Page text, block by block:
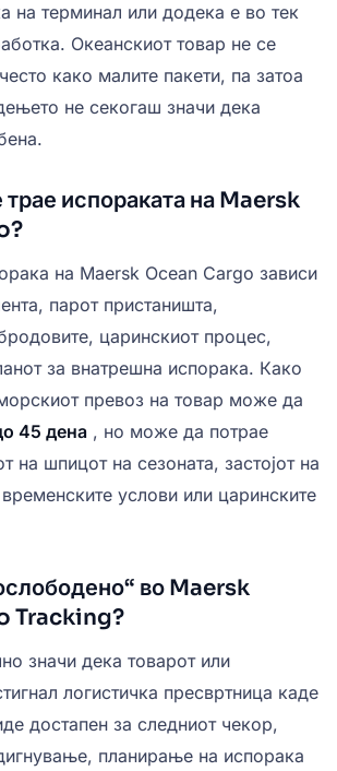
на терминал или додека е во тек
Океанскиот товар не се
како малите пакети, па затоа
не секогаш значи дека
испораката на Maersk
на Maersk Ocean Cargo зависи
парот пристаништа,
царинскиот процес,
за внатрешна испорака. Како
превоз на товар може да
45 дена , но може да потрае
на шпицот на сезоната, застојот на
услови или царинските
во Maersk
Tracking?
значи дека товарот или
логистичка пресвртница каде
достапен за следниот чекор,
планирање на испорака